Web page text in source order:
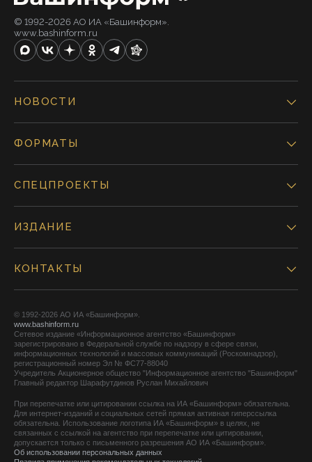
© 1992-2026 АО ИА «Башинформ».
www.bashinform.ru
НОВОСТИ
ФОРМАТЫ
СПЕЦПРОЕКТЫ
ИЗДАНИЕ
КОНТАКТЫ
© 1992-2026 АО ИА «Башинформ».
www.bashinform.ru
Сетевое издание «Информационное агентство «Башинформ»
зарегистрировано в Федеральной службе по надзору в сфере связи,
информационных технологий и массовых коммуникаций (Роскомнадзор),
регистрационный номер Эл № ФС77-88040
Учредитель Акционерное общество "Информационное агентство "Башинформ"
Главный редактор Шарафутдинов Руслан Михайлович
При перепечатке или цитировании ссылка на ИА «Башинформ» обязательна.
Для интернет-изданий и социальных сетей прямая активная гиперссылка
обязательна. Использование логотипа ИА «Башинформ» в целях, не
связанных с ссылкой на агентство при перепечатке или цитировании,
допускается только с письменного разрешения АО ИА «Башинформ».
Об использовании персональных данных